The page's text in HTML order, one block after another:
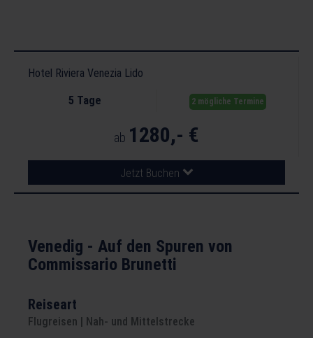
Hotel Riviera Venezia Lido
5 Tage 2 mögliche Termine
ab 1280,- €
Jetzt Buchen
Venedig - Auf den Spuren von
Commissario Brunetti
Reiseart
Flugreisen | Nah- und Mittelstrecke